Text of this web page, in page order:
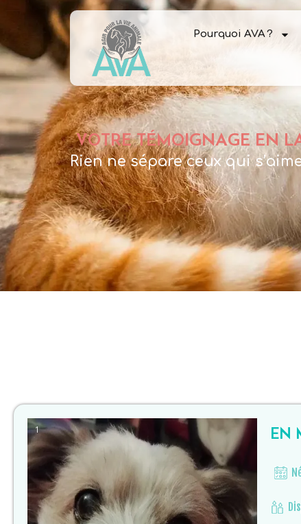
Pourquoi AVA ?
VOTRE TÉMOIGNAGE EN
Rien ne sépare ceux qui
1 EN